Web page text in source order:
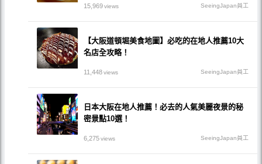
15,969views SeeingJapan員工
【大阪道頓堀美食地圖】必吃的在地人推薦10大
名店全攻略！
11,448views SeeingJapan員工
日本大阪在地人推薦！必去的人氣美麗夜景的秘
密景點10選！
6,275views SeeingJapan員工